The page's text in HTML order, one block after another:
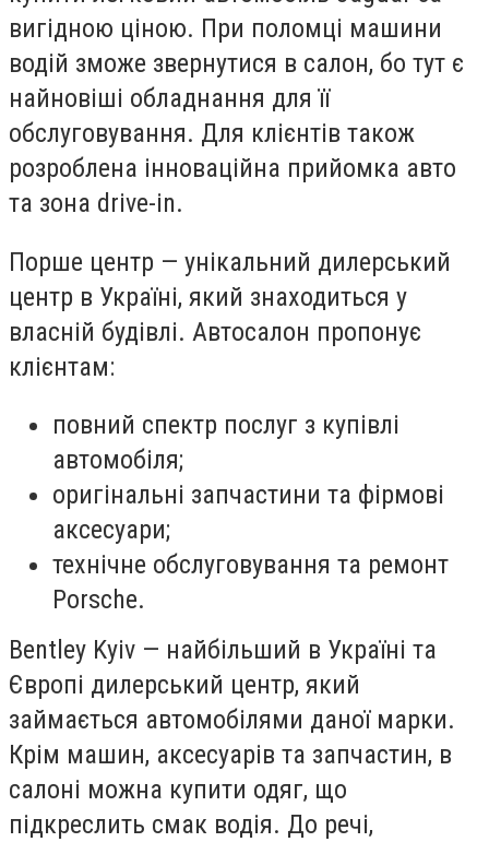
вигідною ціною. При поломці машини
водій зможе звернутися в салон, бо тут є
найновіші обладнання для її
обслуговування. Для клієнтів також
розроблена інноваційна прийомка авто
та зона drive-in.
Порше центр — унікальний дилерський
центр в Україні, який знаходиться у
власній будівлі. Автосалон пропонує
клієнтам:
повний спектр послуг з купівлі
автомобіля;
оригінальні запчастини та фірмові
аксесуари;
технічне обслуговування та ремонт
Porsche.
Bentley Kyiv — найбільший в Україні та
Європі дилерський центр, який
займається автомобілями даної марки.
Крім машин, аксесуарів та запчастин, в
салоні можна купити одяг, що
підкреслить смак водія. До речі,